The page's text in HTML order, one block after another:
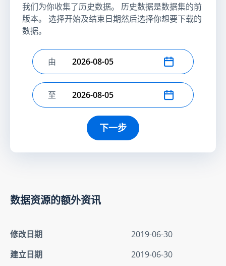
我们为你收集了历史数据。 历史数据是数据集的前
版本。 选择开始及结束日期然后选择你想要下载的
数据。
选择开始日期
由
选择结束日期
至
下一步
数据资源的额外资讯
修改日期
2019-06-30
建立日期
2019-06-30